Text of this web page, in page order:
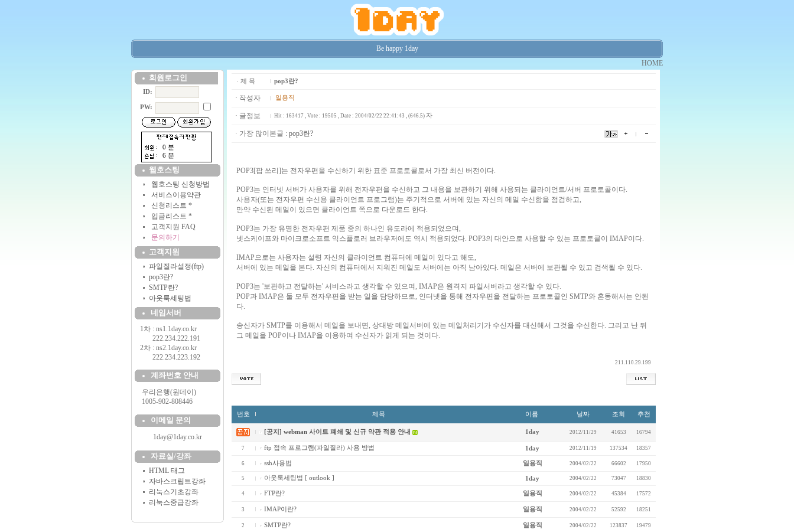
Be happy 1day
HOME
회원로그인
ID:
PW:
0 분
6 분
웹호스팅
웹호스팅 신청방법
서비스이용약관
신청리스트 *
입금리스트 *
고객지원 FAQ
문의하기
고객지원
파일질라설정(ftp)
pop3란?
SMTP란?
아웃룩세팅법
네임서버
1차 : ns1.1day.co.kr
222.234.222.191
2차 : ns2.1day.co.kr
222.234.223.192
계좌번호 안내
우리은행(원데이)
1005-902-808446
이메일 문의
1day@1day.co.kr
자료실/강좌
HTML 태그
자바스크립트강좌
리눅스기초강좌
리눅스중급강좌
· 제 목 pop3란?
· 작성자 일용직
· 글정보 Hit : 163417 , Vote : 19505 , Date : 2004/02/22 22:41:43 , (646.5) 자
· 가장 많이본글 : pop3란?
POP3[팝 쓰리]는 전자우편을 수신하기 위한 표준 프로토콜로서 가장 최신 버전이다.
POP3는 인터넷 서버가 사용자를 위해 전자우편을 수신하고 그 내용을 보관하기 위해 사용되는 클라이언트/서버 프로토콜이다.
사용자(또는 전자우편 수신용 클라이언트 프로그램)는 주기적으로 서버에 있는 자신의 메일 수신함을 점검하고,
만약 수신된 메일이 있으면 클라이언트 쪽으로 다운로드 한다.
POP3는 가장 유명한 전자우편 제품 중의 하나인 유도라에 적용되었으며,
넷스케이프와 마이크로소프트 익스플로러 브라우저에도 역시 적용되었다. POP3의 대안으로 사용할 수 있는 프로토콜이 IMAP이다.
IMAP으로는 사용자는 설령 자신의 클라이언트 컴퓨터에 메일이 있다고 해도,
서버에 있는 메일을 본다. 자신의 컴퓨터에서 지워진 메일도 서버에는 아직 남아있다. 메일은 서버에 보관될 수 있고 검색될 수 있다.
POP3는 '보관하고 전달하는' 서비스라고 생각할 수 있으며, IMAP은 원격지 파일서버라고 생각할 수 있다.
POP과 IMAP은 둘 모두 전자우편을 받는 일을 담당하므로, 인터넷을 통해 전자우편을 전달하는 프로토콜인 SMTP와 혼동해서는 안된
다.
송신자가 SMTP를 이용해서 메일을 보내면, 상대방 메일서버에 있는 메일처리기가 수신자를 대신해서 그것을 수신한다. 그리고 난 뒤
그 메일을 POP이나 IMAP을 이용하여 수신자가 읽게 되는 것이다.
211.110.29.199
번호 제목 이름 날짜 조회 추천
[공지] webman 사이트 폐쇄 및 신규 약관 적용 안내 1day 2012/11/29 41653 16794
7 ftp 접속 프로그램(파일질라) 사용 방법 1day 2012/11/19 137534 18357
6 ssh사용법 일용직 2004/02/22 66602 17950
5 아웃룩세팅법 [ outlook ] 1day 2004/02/22 73047 18830
4 FTP란? 일용직 2004/02/22 45384 17572
3 IMAP이란? 일용직 2004/02/22 52592 18251
2 SMTP란? 일용직 2004/02/22 123837 19479